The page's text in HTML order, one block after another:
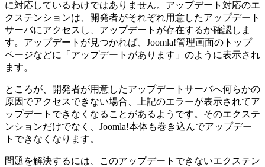
に対応しているわけではありません。アップデート対応のエ
クステンションは、開発者がそれぞれ用意したアップデート
サーバにアクセスし、アップデートが存在するか確認しま
す。アップデートが見つかれば、Joomla!管理画面のトップ
ページなどに「アップデートがあります」のように表示され
ます。
ところが、開発者が用意したアップデートサーバへ何らかの
原因でアクセスできない場合、上記のエラーが表示されてア
ップデートできなくなることがあるようです。そのエクステ
ンションだけでなく、Joomla!本体も巻き込んでアップデー
トできなくなります。
問題を解決するには、このアップデートできないエクステン